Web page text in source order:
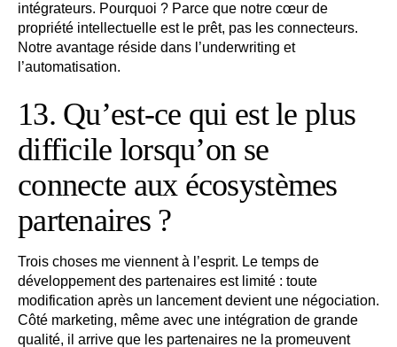
intégrateurs. Pourquoi ? Parce que notre cœur de
propriété intellectuelle est le prêt, pas les connecteurs.
Notre avantage réside dans l’underwriting et
l’automatisation.
13. Qu’est-ce qui est le plus
difficile lorsqu’on se
connecte aux écosystèmes
partenaires ?
Trois choses me viennent à l’esprit. Le temps de
développement des partenaires est limité : toute
modification après un lancement devient une négociation.
Côté marketing, même avec une intégration de grande
qualité, il arrive que les partenaires ne la promeuvent